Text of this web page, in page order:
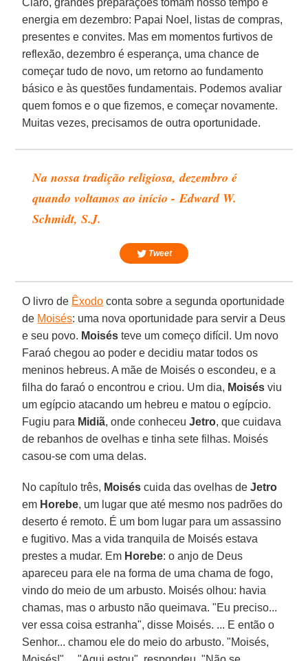
Claro, grandes preparações tomam nosso tempo e
energia em dezembro: Papai Noel, listas de compras,
presentes e convites. Mas em momentos furtivos de
reflexão, dezembro é esperança, uma chance de
começar tudo de novo, um retorno ao fundamento
básico e às questões fundamentais. Podemos avaliar
quem fomos e o que fizemos, e começar novamente.
Muitas vezes, precisamos de outra oportunidade.
Na nossa tradição religiosa, dezembro é
quando voltamos ao início -Edward W.
Schmidt, S.J.
Tweet
O livro de Êxodo conta sobre a segunda oportunidade
de Moisés: uma nova oportunidade para servir a Deus
e seu povo. Moisés teve um começo difícil. Um novo
Faraó chegou ao poder e decidiu matar todos os
meninos hebreus. A mãe de Moisés o escondeu, e a
filha do faraó o encontrou e criou. Um dia, Moisés viu
um egípcio atacando um hebreu e matou o egípcio.
Fugiu para Midiã, onde conheceuJetro, que cuidava
de rebanhos de ovelhas e tinha sete filhas. Moisés
casou-se com uma delas.
No capítulo três, Moisés cuida das ovelhas deJetro
em Horebe, um lugar que até mesmo nos padrões do
deserto é remoto. É um bom lugar para um assassino
e fugitivo. Mas a vida tranquila de Moisés estava
prestes a mudar. Em Horebe: o anjo de Deus
apareceu para ele na forma de uma chama de fogo,
vindo do meio de um arbusto. Moisés olhou: havia
chamas, mas o arbusto não queimava. "Eu preciso...
ver essa coisa estranha", disse Moisés. ... E então o
Senhor... chamou ele do meio do arbusto. "Moisés,